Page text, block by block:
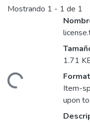
Mostrando 1 - 1 de 1
1.71
Item-
upon